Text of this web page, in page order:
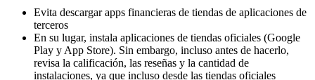
Evita descargar apps financieras de tiendas de aplicaciones de
terceros
En su lugar, instala aplicaciones de tiendas oficiales (Google
Play y App Store). Sin embargo, incluso antes de hacerlo,
revisa la calificación, las reseñas y la cantidad de
instalaciones, ya que incluso desde las tiendas oficiales